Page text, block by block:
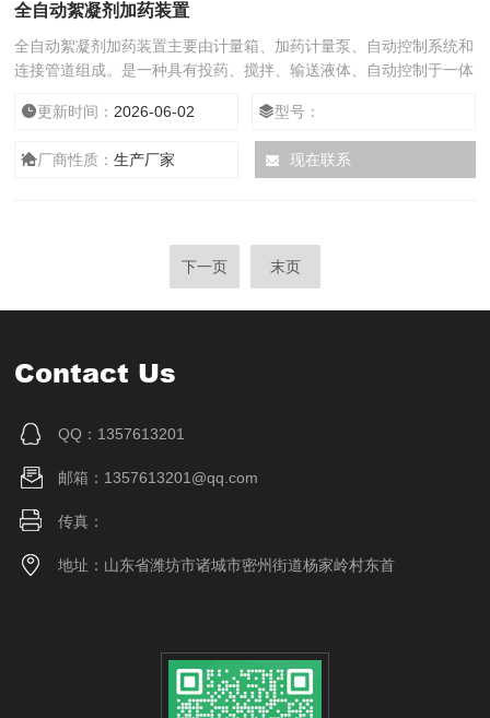
全自动絮凝剂加药装置
全自动絮凝剂加药装置主要由计量箱、加药计量泵、自动控制系统和
连接管道组成。是一种具有投药、搅拌、输送液体、自动控制于一体
更新时间： 2026-06-02 型号：
厂商性质：生产厂家 现在联系
下一页 末页
Contact Us
QQ：1357613201
邮箱：1357613201@qq.com
传真：
地址：山东省潍坊市诸城市密州街道杨家岭村东首